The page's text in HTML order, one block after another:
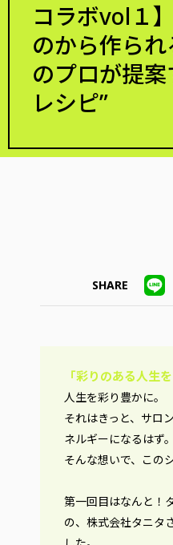
コラボvol１
のから作ら
のプロが提
レシピ”
SHARE
「彩りのある人生
人生を彩り豊かに。
それはきっと、サロ
ネルギーになるはず。
そんな想いで、この
第一回目はなんと！
の、株式会社タニタ